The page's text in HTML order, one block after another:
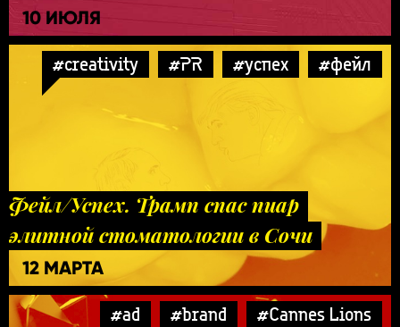
10 ИЮЛЯ
#creativity #PR #успех #фейл
Фейл/Успех. Трамп спас пиар
элитной стоматологии в Сочи
12 МАРТА
#ad #brand
#Cannes Lions